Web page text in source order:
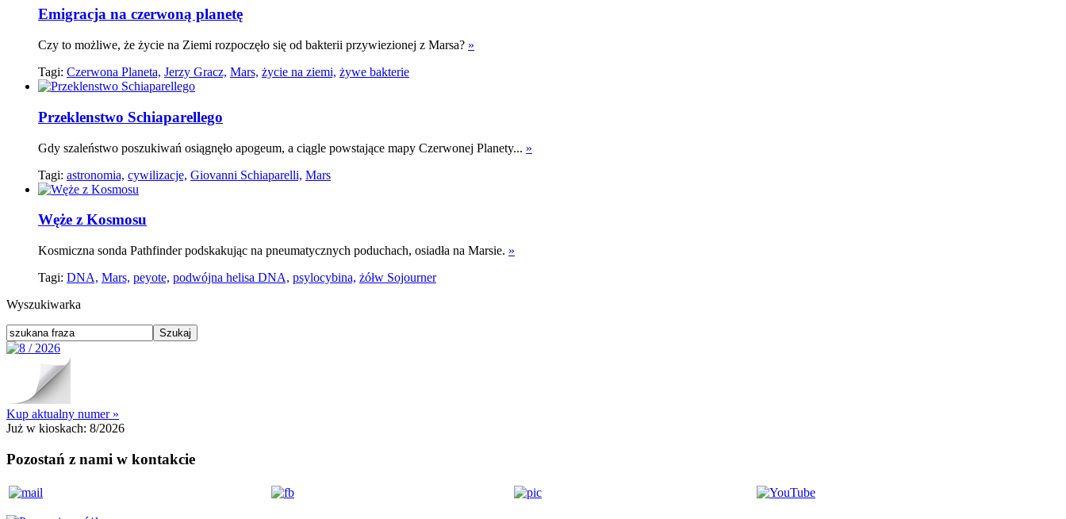
Emigracja na czerwoną planetę
Czy to możliwe, że życie na Ziemi rozpoczęło się od bakterii przywiezionej z Marsa? »
Tagi: Czerwona Planeta, Jerzy Gracz, Mars, życie na ziemi, żywe bakterie
Przeklenstwo Schiaparellego
Gdy szaleństwo poszukiwań osiągnęło apogeum, a ciągle powstające mapy Czerwonej Planety... »
Tagi: astronomia, cywilizacje, Giovanni Schiaparelli, Mars
Węże z Kosmosu
Kosmiczna sonda Pathfinder podskakując na pneumatycznych poduchach, osiadła na Marsie. »
Tagi: DNA, Mars, peyote, podwójna helisa DNA, psylocybina, żółw Sojourner
Wyszukiwarka
Kup aktualny numer »
Już w kioskach: 8/2026
Pozostań z nami w kontakcie